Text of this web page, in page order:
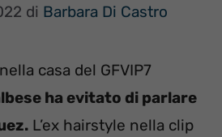
di Barbara Di Castro
casa del GFVIP7
ha evitato di parlare
L’ex hairstyle nella clip